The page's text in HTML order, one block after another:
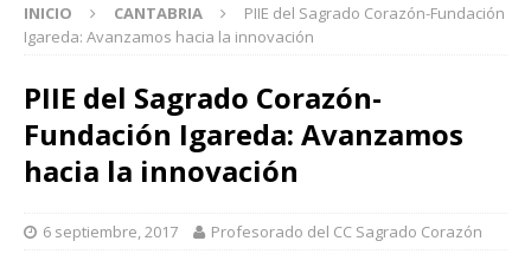
INICIO CANTABRIA
PIIE del Sagrado Corazón-Fundación
Igareda: Avanzamos hacia la innovación
PIIE del Sagrado Corazón-
Fundación Igareda: Avanzamos
hacia la innovación
6 septiembre, 2017 Profesorado del CC Sagrado Corazón